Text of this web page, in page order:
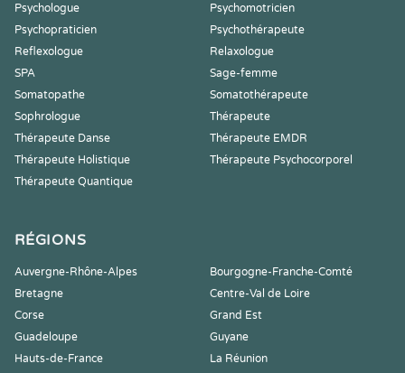
Psychologue
Psychomotricien
Psychopraticien
Psychothérapeute
Reflexologue
Relaxologue
SPA
Sage-femme
Somatopathe
Somatothérapeute
Sophrologue
Thérapeute
Thérapeute Danse
Thérapeute EMDR
Thérapeute Holistique
Thérapeute Psychocorporel
Thérapeute Quantique
RÉGIONS
Auvergne-Rhône-Alpes
Bourgogne-Franche-Comté
Bretagne
Centre-Val de Loire
Corse
Grand Est
Guadeloupe
Guyane
Hauts-de-France
La Réunion